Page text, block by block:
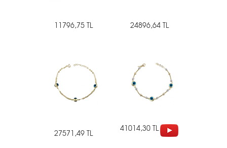
11796,75 TL 24896,64 TL
27571,49 TL 41014,30 TL